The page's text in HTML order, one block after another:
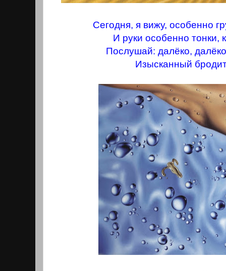
Сегодня, я вижу, особенно
И руки особенно тонки,
Послушай: далёко,
Изысканный